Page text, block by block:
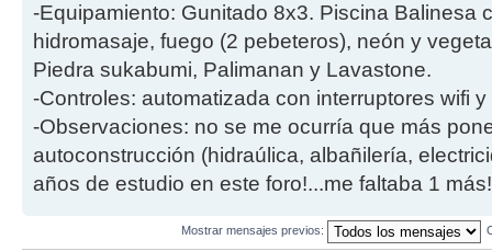
-Equipamiento: Gunitado 8x3. Piscina Balinesa
hidromasaje, fuego (2 pebeteros), neón y
Piedra sukabumi, Palimanan y Lavastone.
-Controles: automatizada con interruptores wifi y
-Observaciones: no se me ocurría que más
autoconstrucción (hidraúlica, albañilería,
años de estudio en este foro!...me faltaba 1 más!
Mostrar mensajes previos: